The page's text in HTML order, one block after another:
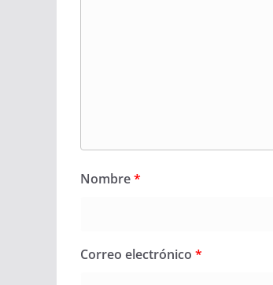
Nombre*
Correo electrónico *